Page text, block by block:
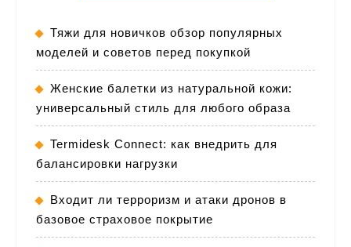
Тяжи для новичков обзор популярных
моделей и советов перед покупкой
Женские балетки из натуральной кожи:
универсальный стиль для любого образа
Termidesk Connect: как внедрить для
балансировки нагрузки
Входит ли терроризм и атаки дронов в
базовое страховое покрытие